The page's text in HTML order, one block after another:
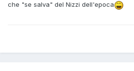
che "se salva" del Nizzi dell'epoca